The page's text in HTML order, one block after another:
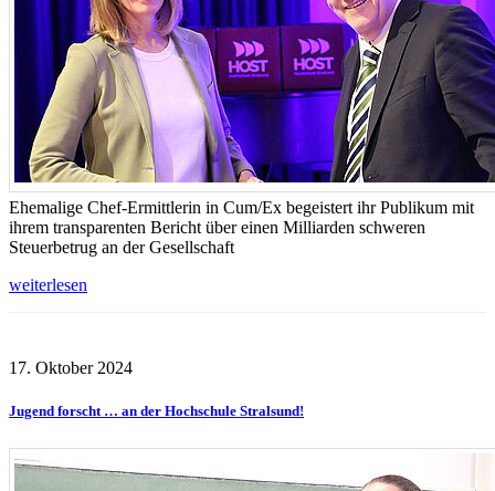
Ehemalige Chef-Ermittlerin in Cum/Ex begeistert ihr Publikum mit
ihrem transparenten Bericht über einen Milliarden schweren
Steuerbetrug an der Gesellschaft
weiterlesen
17. Oktober 2024
Jugend forscht … an der Hochschule Stralsund!